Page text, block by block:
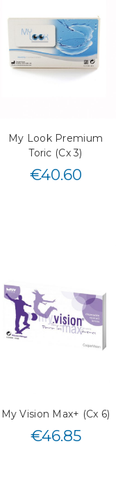
My Look Premium
Toric (Cx 3)
€40.60
My Vision Max+ (Cx 6)
€46.85